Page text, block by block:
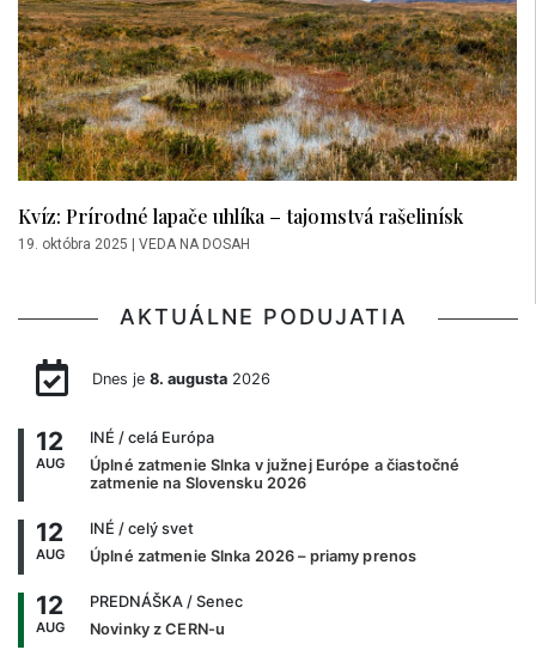
Kvíz: Prírodné lapače uhlíka – tajomstvá rašelinísk
19. októbra 2025 VEDA NA DOSAH
AKTUÁLNE PODUJATIA
Dnes je 8. augusta2026
12
AUG
INÉ / celá Európa
Úplné zatmenie Slnka v južnej Európe a čiastočné
zatmenie na Slovensku 2026
12
AUG
INÉ / celý svet
Úplné zatmenie Slnka 2026 – priamy prenos
12
AUG
PREDNÁŠKA / Senec
Novinky z CERN-u